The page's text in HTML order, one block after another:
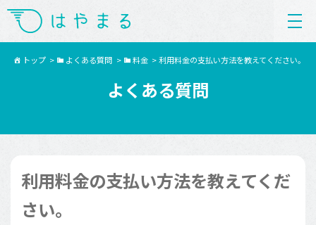
トップ > よくある質問 > 料金 >利用料金の支払い方法を教えてください。
よくある質問
利用料金の支払い方法を教えてくだ
さい。